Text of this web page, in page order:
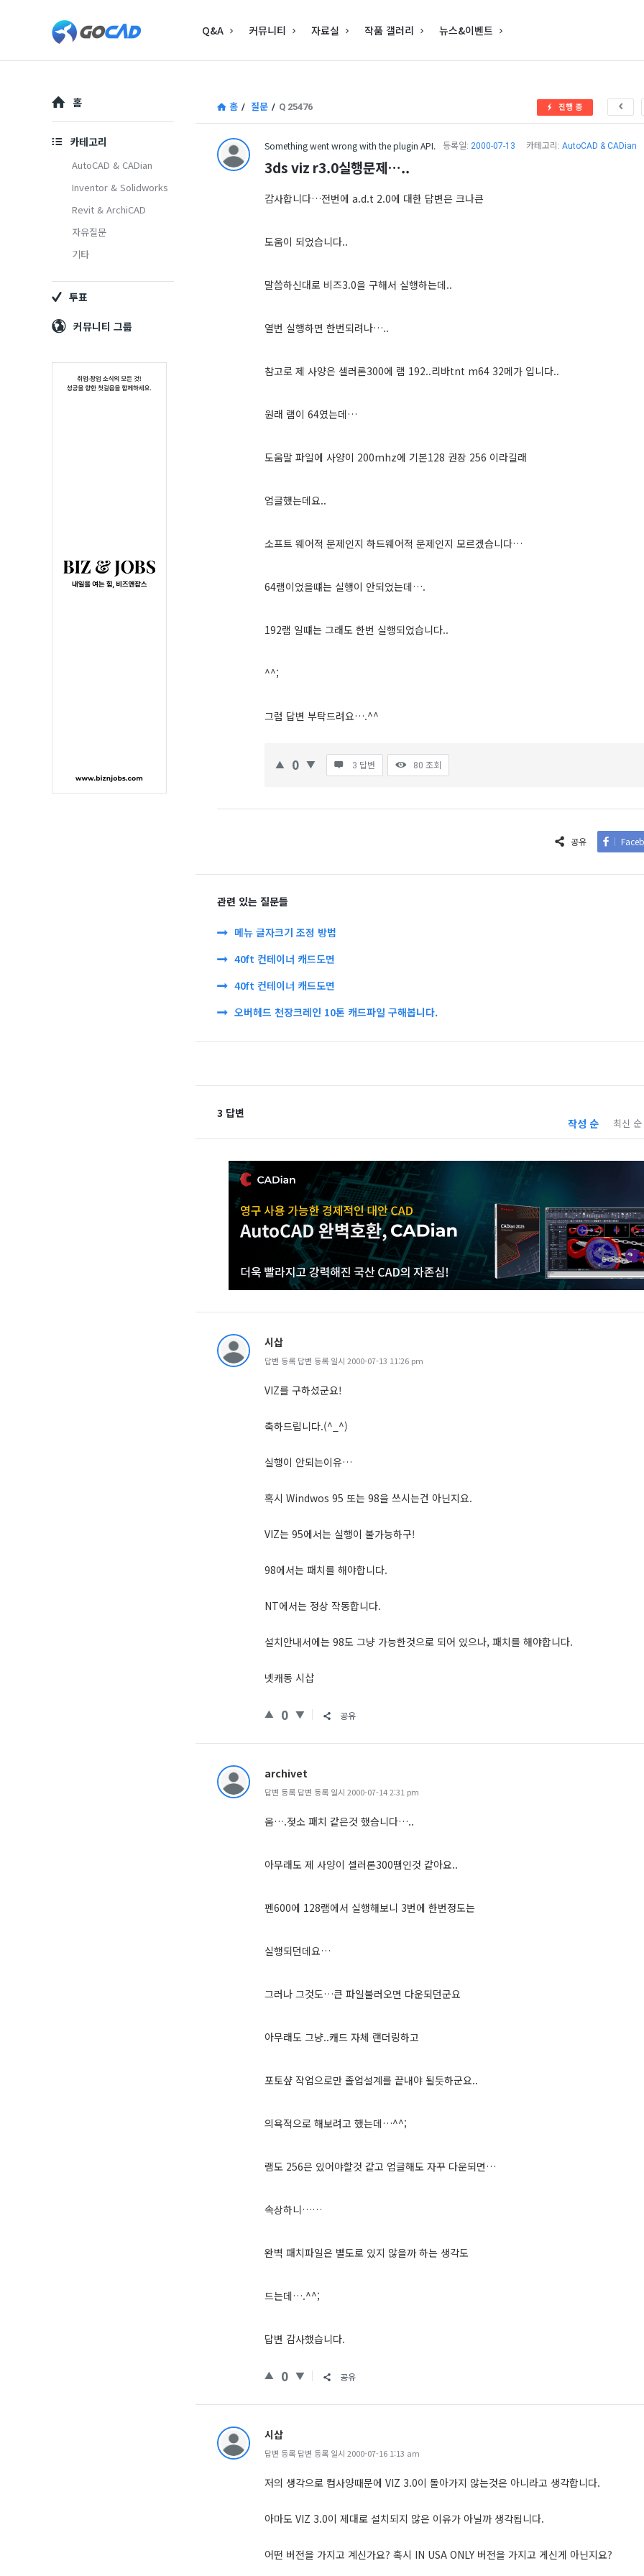
캐
–
캐
(CAD)
중
심
캐
드
(CAD)
Navigation
Q&A 커뮤니티 자료실 작품 갤러리 뉴스&이벤트
홈 / 질문 / Q 25476 진행 중
Something went wrong with the plugin API. 등록일: 2000-07-13 카테고리: AutoCAD & CADian
3ds viz r3.0실행문제…..
감사합니다…전번에 a.d.t 2.0에 대한 답변은 크나큰
도움이 되었습니다..
말씀하신대로 비즈3.0을 구해서 실행하는데..
열번 실행하면 한번되려나…..
참고로 제 사양은 셀러론300에 램 192..리바tnt m64 32메가 입니다..
원래 램이 64였는데…
도움말 파일에 사양이 200mhz에 기본128 권장 256 이라길래
업글했는데요..
소프트 웨어적 문제인지 하드웨어적 문제인지 모르겠습니다…
64램이었을떄는 실행이 안되었는데….
192램 일떄는 그래도 한번 실행되었습니다..
^^;
그럼 답변 부탁드려요….^^
0 3 답변 80 조회
공유
관련 있는 질문들
메뉴 글자크기 조정 방법
40ft 컨테이너 캐드도면
40ft 컨테이너 캐드도면
오버헤드 천장크레인 10톤 캐드파일 구해봅니다.
3 답변
작성 순 최신 순
시삽
답변 등록 답변 등록 일시 2000-07-13 11:26 pm
VIZ를 구하셨군요!
축하드립니다.(^_^)
실행이 안되는이유…
혹시 Windwos 95 또는 98을 쓰시는건 아닌지요.
VIZ는 95에서는 실행이 불가능하구!
98에서는 패치를 해야합니다.
NT에서는 정상 작동합니다.
설치안내서에는 98도 그냥 가능한것으로 되어 있으나, 패치를 해야합니다.
넷캐동 시삽
0 공유
archivet
답변 등록 답변 등록 일시 2000-07-14 2:31 pm
움….젖소 패치 같은것 했습니다…..
아무래도 제 사양이 셀러론300땜인것 같아요..
펜600에 128램에서 실행해보니 3번에 한번정도는
실행되던데요…
그러나 그것도…큰 파일불러오면 다운되던군요
아무래도 그냥..캐드 자체 랜더링하고
포토샾 작업으로만 졸업설계를 끝내야 될듯하군요..
의욕적으로 해보려고 했는데…^^;
램도 256은 있어야할것 같고 업글해도 자꾸 다운되면…
속상하니……
완벽 패치파일은 별도로 있지 않을까 하는 생각도
드는데….^^;
답변 감사했습니다.
0 공유
시삽
답변 등록 답변 등록 일시 2000-07-16 1:13 am
저의 생각으로 컴사양때문에 VIZ 3.0이 돌아가지 않는것은 아니라고 생각합니다.
아마도 VIZ 3.0이 제대로 설치되지 않은 이유가 아닐까 생각됩니다.
어떤 버전을 가지고 계신가요? 혹시 IN USA ONLY 버전을 가지고 게신게 아닌지요?
Explore
홈
카테고리
AutoCAD & CADian
Inventor & Solidworks
Revit & ArchiCAD
자유질문
기타
투표
커뮤니티 그룹